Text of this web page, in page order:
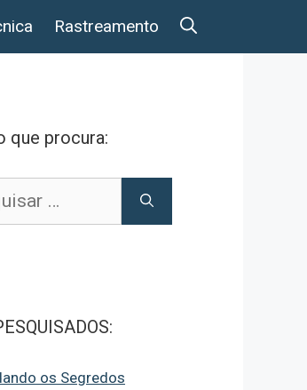
Rastreamento
que procura:
os Segredos